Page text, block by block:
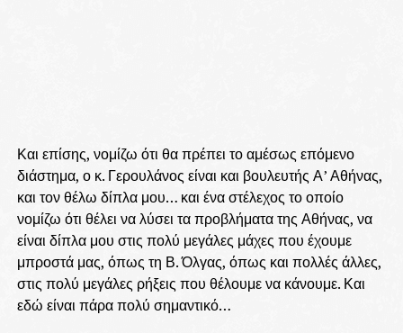
Και επίσης, νομίζω ότι θα πρέπει το αμέσως επόμενο
διάστημα, ο κ. Γερουλάνος είναι και βουλευτής Α’ Αθήνας,
και τον θέλω δίπλα μου… και ένα στέλεχος το οποίο
νομίζω ότι θέλει να λύσει τα προβλήματα της Αθήνας, να
είναι δίπλα μου στις πολύ μεγάλες μάχες που έχουμε
μπροστά μας, όπως τη Β. Όλγας, όπως και πολλές άλλες,
στις πολύ μεγάλες ρήξεις που θέλουμε να κάνουμε. Και
εδώ είναι πάρα πολύ σημαντικό…